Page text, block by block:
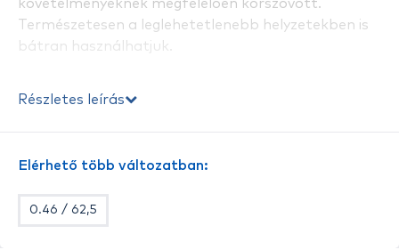
követelményeknek megfelelően körszövött.
Természetesen a leglehetetlenebb helyzetekben is
bátran használhatjuk.
Részletes leírás
Elérhető több változatban:
0.46 / 62,5